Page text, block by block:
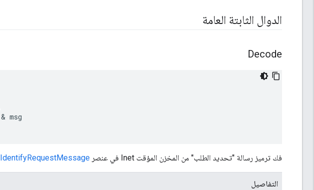
الدوال الثابتة العامة
Decode
& msg
فك ترميز رسالة "تحديد الطلب" من المخزن المؤقت Inet في عنصر IdentifyRequestMessage
التفاصيل